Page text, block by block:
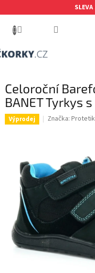
na
Celoroční
BANET Tyrkys
Výprodej Značka: